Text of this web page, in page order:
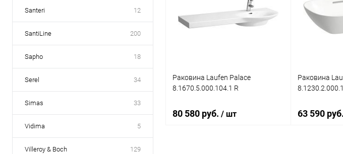
Santeri 12
SantiLine 200
Sapho 18
Serel 34
Simas 33
Vidima 5
Villeroy & Boch 129
Сравнение
В избранное Под заказ
Купить в 1
В избранное
Раковина Laufen Palace
8.1670.5.000.104.1 R
80 580 руб. / шт
Раковина
63 590 руб.